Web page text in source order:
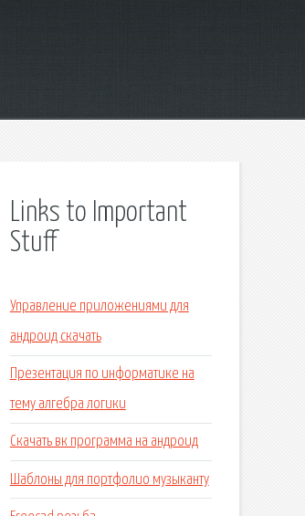
Links to Important
Stuff
Управление приложениями для
андроид скачать
Презентация по информатике на
тему алгебра логики
Скачать вк программа на андроид
Шаблоны для портфолио музыканту